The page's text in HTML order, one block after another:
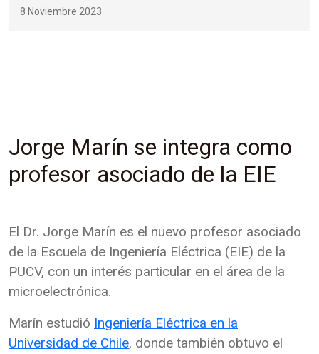
8 Noviembre 2023
Jorge Marín se integra como
profesor asociado de la EIE
El Dr. Jorge Marín es el nuevo profesor asociado
de la Escuela de Ingeniería Eléctrica (EIE) de la
PUCV, con un interés particular en el área de la
microelectrónica.
Marín estudió Ingeniería Eléctrica en la
Universidad de Chile, donde también obtuvo el